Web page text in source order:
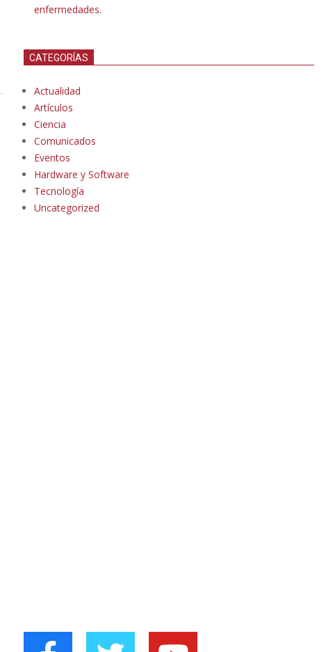
enfermedades.
CATEGORÍAS
Actualidad
Artículos
Ciencia
Comunicados
Eventos
Hardware y Software
Tecnología
Uncategorized